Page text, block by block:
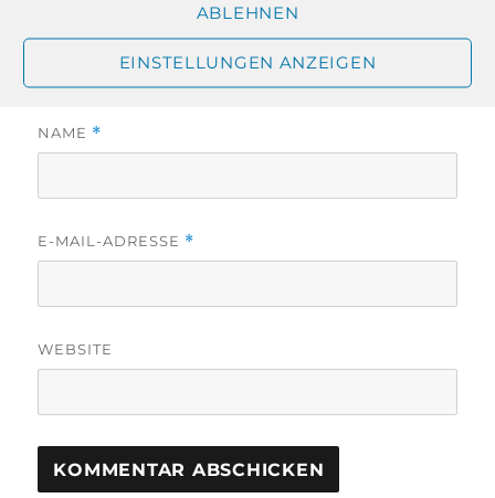
ABLEHNEN
EINSTELLUNGEN ANZEIGEN
NAME *
E-MAIL-ADRESSE *
WEBSITE